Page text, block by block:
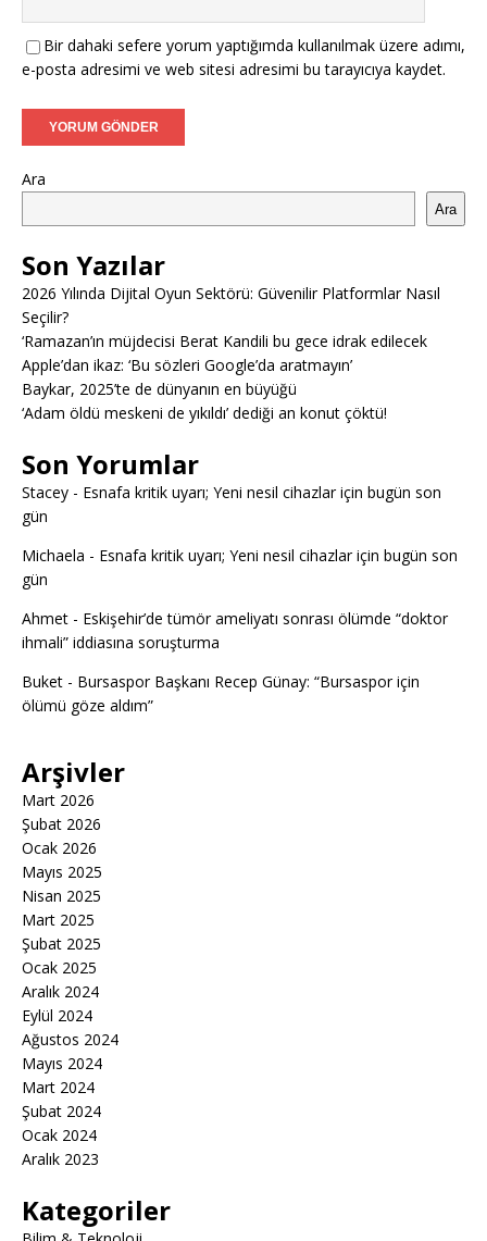
Bir dahaki sefere yorum yaptığımda kullanılmak üzere adımı,
e-posta adresimi ve web sitesi adresimi bu tarayıcıya kaydet.
Ara
Ara
Son Yazılar
2026 Yılında Dijital Oyun Sektörü: Güvenilir Platformlar Nasıl
Seçilir?
‘Ramazan’ın müjdecisi Berat Kandili bu gece idrak edilecek
Apple’dan ikaz: ‘Bu sözleri Google’da aratmayın’
Baykar, 2025’te de dünyanın en büyüğü
‘Adam öldü meskeni de yıkıldı’ dediği an konut çöktü!
Son Yorumlar
Stacey - Esnafa kritik uyarı; Yeni nesil cihazlar için bugün son
gün
Michaela - Esnafa kritik uyarı; Yeni nesil cihazlar için bugün son
gün
Ahmet - Eskişehir’de tümör ameliyatı sonrası ölümde “doktor
ihmali” iddiasına soruşturma
Buket - Bursaspor Başkanı Recep Günay: “Bursaspor için
ölümü göze aldım”
Arşivler
Mart 2026
Şubat 2026
Ocak 2026
Mayıs 2025
Nisan 2025
Mart 2025
Şubat 2025
Ocak 2025
Aralık 2024
Eylül 2024
Ağustos 2024
Mayıs 2024
Mart 2024
Şubat 2024
Ocak 2024
Aralık 2023
Kategoriler